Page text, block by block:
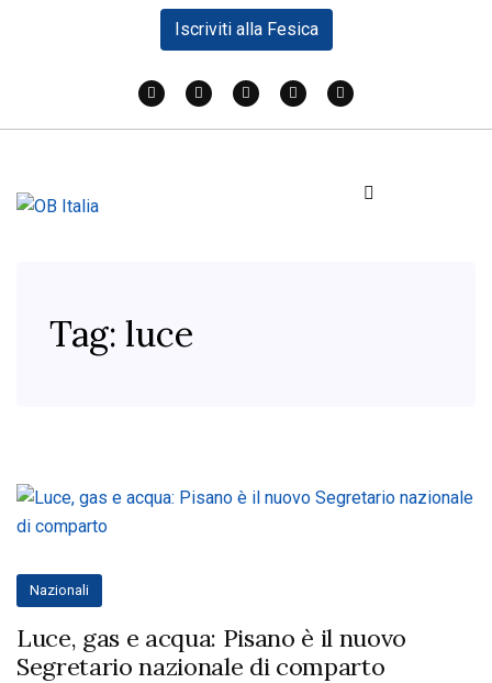
Iscriviti alla Fesica
Tag: luce
Nazionali
Luce, gas e acqua: Pisano è il nuovo
Segretario nazionale di comparto